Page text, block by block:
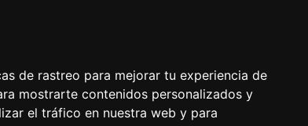
de rastreo para mejorar tu experiencia de
mostrarte contenidos personalizados y
el tráfico en nuestra web y para